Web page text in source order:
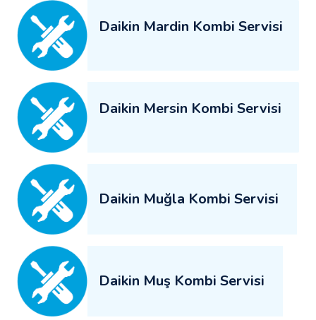
Daikin Mardin Kombi Servisi
Daikin Mersin Kombi Servisi
Daikin Muğla Kombi Servisi
Daikin Muş Kombi Servisi